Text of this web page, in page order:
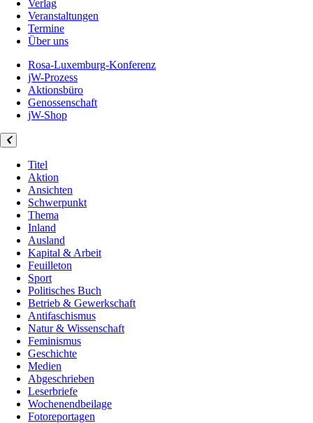
Verlag
Veranstaltungen
Termine
Über uns
Rosa-Luxemburg-Konferenz
jW-Prozess
Aktionsbüro
Genossenschaft
jW-Shop
Titel
Aktion
Ansichten
Schwerpunkt
Thema
Inland
Ausland
Kapital & Arbeit
Feuilleton
Sport
Politisches Buch
Betrieb & Gewerkschaft
Antifaschismus
Natur & Wissenschaft
Feminismus
Geschichte
Medien
Abgeschrieben
Leserbriefe
Wochenendbeilage
Fotoreportagen